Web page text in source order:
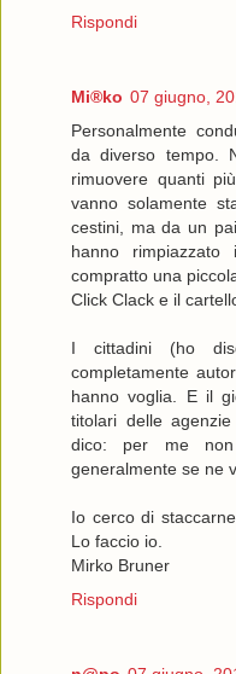
Rispondi
Mi®ko 07 giugno,
Personalmente
da diverso tempo.
rimuovere quanti
vanno solamente
cestini, ma da un
hanno
compratto una
Click Clack e il
I cittadini (ho
completamente
hanno voglia. E il
titolari delle
dico: per me
generalmente se ne
Io cerco di
Lo faccio io.
Mirko Bruner
Rispondi